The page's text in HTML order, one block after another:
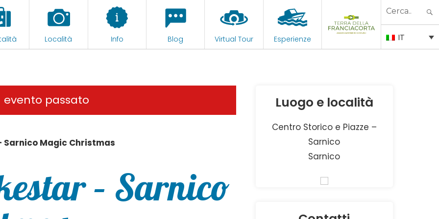
Località Info Blog Virtual Tour Esperienze
Search
IT
passato
Sarnico Magic Christmas
– Sarnico
Luogo e località
Centro Storico e Piazze –
Sarnico
Sarnico